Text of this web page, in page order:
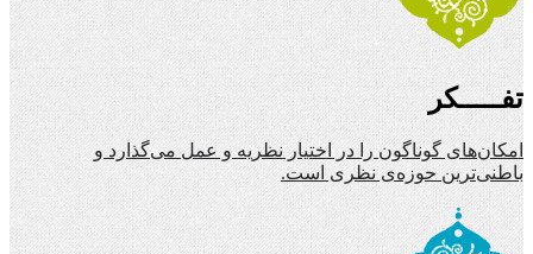
تفـــــکر
امکان‌های گوناگون را در اختیار نظریه و عمل می‌گذارد و
باطنی‌ترین حوزه‌ی نظری است.